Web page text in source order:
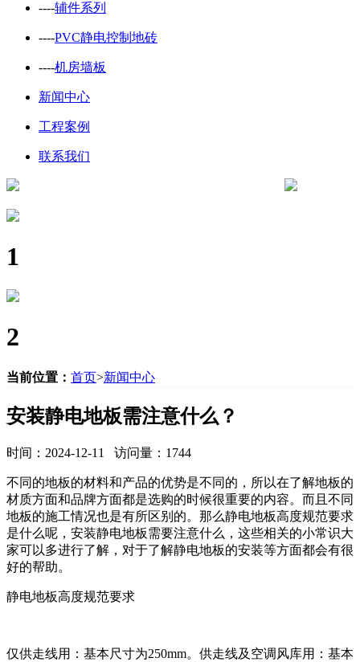
----辅件系列
----PVC静电控制地砖
----机房墙板
新闻中心
工程案例
联系我们
1
2
当前位置： 首页>新闻中心
安装静电地板需注意什么？
时间：2024-12-11 访问量：1744
不同的地板的材料和产品的优势是不同的，所以在了解地板的
材质方面和品牌方面都是选购的时候很重要的内容。而且不同
地板的施工情况也是有所区别的。那么静电地板高度规范要求
是什么呢，安装静电地板需要注意什么，这些相关的小常识大
家可以多进行了解，对于了解静电地板的安装等方面都会有很
好的帮助。
静电地板高度规范要求
仅供走线用：基本尺寸为250mm。供走线及空调风库用：基本